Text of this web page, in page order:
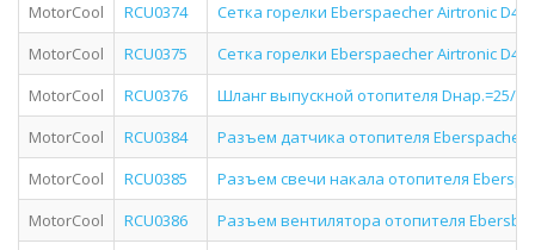
MotorCool
RCU0374
Сетка горелки Eberspaecher Airtronic D4/
MotorCool
RCU0375
Сетка горелки Eberspaecher Airtronic D4/
MotorCool
RCU0376
Шланг выпускной отопителя Dнар.=25/
MotorCool
RCU0384
Разъем датчика отопителя Eberspacher
MotorCool
RCU0385
Разъем свечи накала отопителя
MotorCool
RCU0386
Разъем вентилятора отопителя